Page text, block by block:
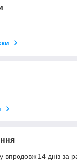
впродовж 14 днів за